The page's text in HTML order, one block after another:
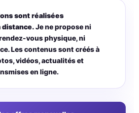
sont réalisées
distance.Je ne propose ni
vous physique, ni
Les contenus sont créés à
vidéos, actualités et
en ligne.